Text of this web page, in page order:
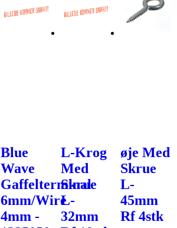
Blue
Wave
Gaffelterminal
6mm/Wire
4mm -
L-Krog
Med
Skrue
L-
32mm
øje Med
Skrue
L-
45mm
Rf 4stk